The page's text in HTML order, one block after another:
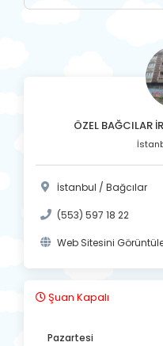
ÖZEL BAĞCILAR
İstanbul / Bağcılar
(553) 597 18 22
Web Sitesini
Şuan Kapalı
Pazartesi